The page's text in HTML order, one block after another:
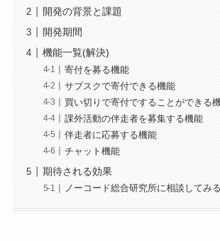
開発の背景と課題
開発期間
機能一覧(解決)
寄付を募る機能
サブスクで寄付できる機能
買い切りで寄付ですることができる
課外活動の伴走者を募集する機能
伴走者に応募する機能
チャット機能
期待される効果
ノーコード総合研究所に相談してみる